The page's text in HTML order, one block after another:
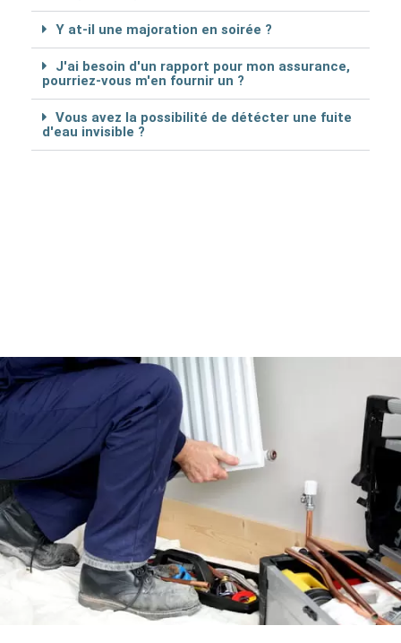
Y at-il une majoration en soirée ?
J'ai besoin d'un rapport pour mon assurance,
pourriez-vous m'en fournir un ?
Vous avez la possibilité de détécter une fuite
d'eau invisible ?